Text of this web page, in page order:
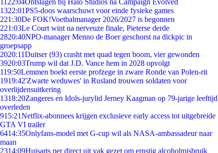
11 22:04Ontslagen bij Halo Studios na Campaign Evolved
1322:01PS5-doos waarschuwt voor einde fysieke games
221:30De FOK!Voetbalmanager 2026/2027 is begonnen
221:03Le Court wint na nerveuze finale, Pieterse derde
2820:40NPO-manager Menno de Boer geschorst na dickpic in
groepsapp
2020:11Duitser (93) crasht met quad tegen boom, vier gewonden
3920:03Trump wil dat J.D. Vance hem in 2028 opvolgt
119:50Lemmen boekt eerste profzege in zware Ronde van Polen-rit
1919:42'Zwarte weduwes' in Rusland trouwen soldaten voor
overlijdensuitkering
1318:20Zangeres en Idols-jurylid Jerney Kaagman op 79-jarige leeftijd
overleden
915:21Netflix-abonnees krijgen exclusieve early access tot uitgebreide
GTA VI trailer
6414:35Onlyfans-model met G-cup wil als NASA-ambassadeur naar
maan
2314:09Huisarts per direct uit vak gezet om ernstig alcoholmisbruik